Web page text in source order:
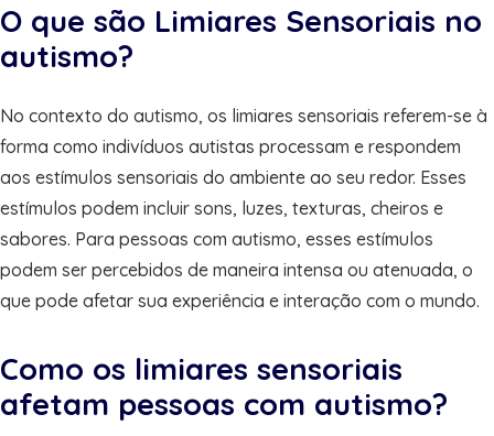
O que são Limiares Sensoriais no
autismo?
No contexto do autismo, os limiares sensoriais referem-se à
forma como indivíduos autistas processam e respondem
aos estímulos sensoriais do ambiente ao seu redor. Esses
estímulos podem incluir sons, luzes, texturas, cheiros e
sabores. Para pessoas com autismo, esses estímulos
podem ser percebidos de maneira intensa ou atenuada, o
que pode afetar sua experiência e interação com o mundo.
Como os limiares sensoriais
afetam pessoas com autismo?